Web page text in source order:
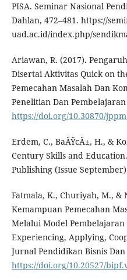
PISA. Seminar Nasional
Dahlan, 472–481. https://
uad.ac.id/index.php/
Ariawan, R. (2017).
Disertai Aktivitas Quick on
Pemecahan Masalah Dan
Penelitian Dan
https://doi.org/10.30870/
Erdem, C., BaÄŸcÄ±, H., &
Century Skills and
Publishing (Issue
Fatmala, K., Churiyah, M., &
Kemampuan Pemecahan
Melalui Model Pembelajaran
Experiencing, Applying,
Jurnal Pendidikan Bisnis
https://doi.org/10.20527/